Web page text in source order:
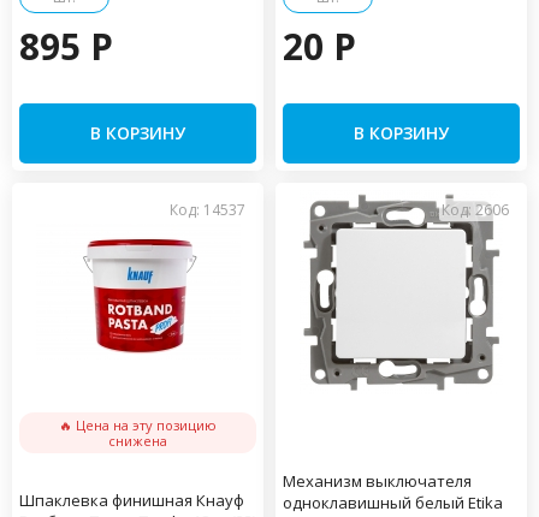
895 P
В КОРЗИНУ
20 P
В КОРЗИНУ
Код: 14537
🔥 Цена на эту позицию
снижена
Шпаклевка финишная Кнауф
Код: 2606
Механизм выключателя
одноклавишный белый Etika